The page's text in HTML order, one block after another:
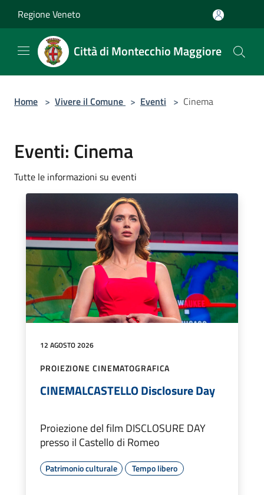
Regione Veneto
Città di Montecchio Maggiore
Home > Vivere il Comune > Eventi > Cinema
Eventi: Cinema
Tutte le informazioni su eventi
12 AGOSTO 2026
PROIEZIONE CINEMATOGRAFICA
CINEMALCASTELLO Disclosure Day
Proiezione del film DISCLOSURE DAY
presso il Castello di Romeo
Patrimonio culturale Tempo libero